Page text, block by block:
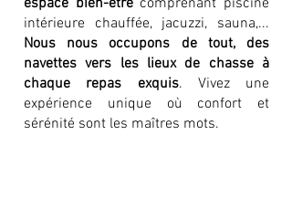
intérieure chauffée, jacuzzi, sauna,...
Nous nous occupons de tout, des
navettes vers les lieux de chasse à
chaque repas exquis. Vivez une
expérience unique où confort et
sérénité sont les maîtres mots.